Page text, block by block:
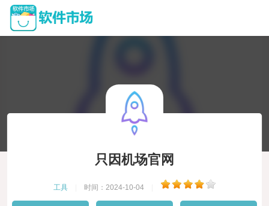
只因机场官网
工具 时间：2024-10-04